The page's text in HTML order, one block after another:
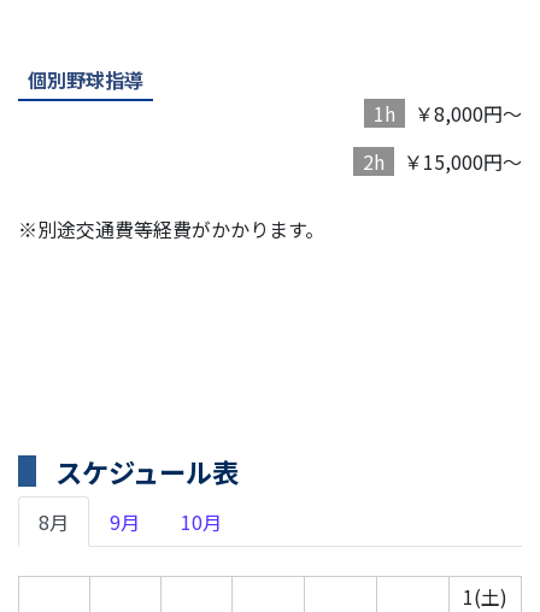
個別野球指導
1h
￥8,000円～
2h
￥15,000円～
※別途交通費等経費がかかります。
スケジュール表
8月 9月 10月
1(土)